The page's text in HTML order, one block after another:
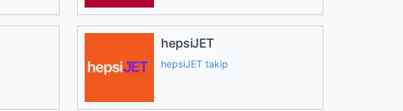
hepsiJET
hepsiJET takip